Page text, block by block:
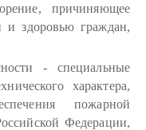
причиняющее
и здоровью граждан,
- специальные
характера,
пожарной
Федерации,